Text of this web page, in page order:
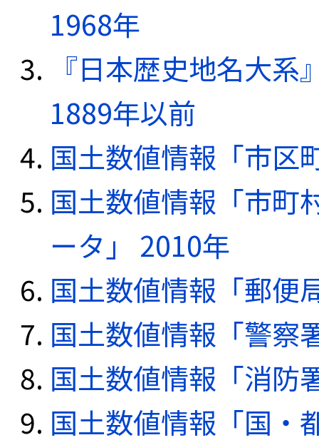
1968年
『日本歴史地名大
1889年以前
国土数値情報「市区
国土数値情報「市町
ータ」 2010年
国土数値情報「郵便
国土数値情報「警察
国土数値情報「消防
国土数値情報「国・